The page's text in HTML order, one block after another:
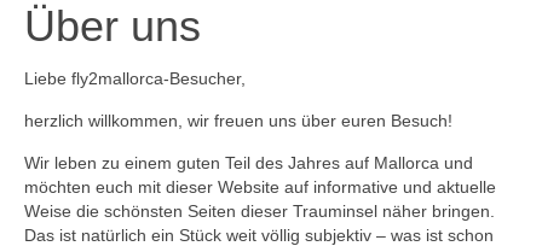
Über uns
Liebe fly2mallorca-Besucher,
herzlich willkommen, wir freuen uns über euren Besuch!
Wir leben zu einem guten Teil des Jahres auf Mallorca und
möchten euch mit dieser Website auf informative und aktuelle
Weise die schönsten Seiten dieser Trauminsel näher bringen.
Das ist natürlich ein Stück weit völlig subjektiv – was ist schon